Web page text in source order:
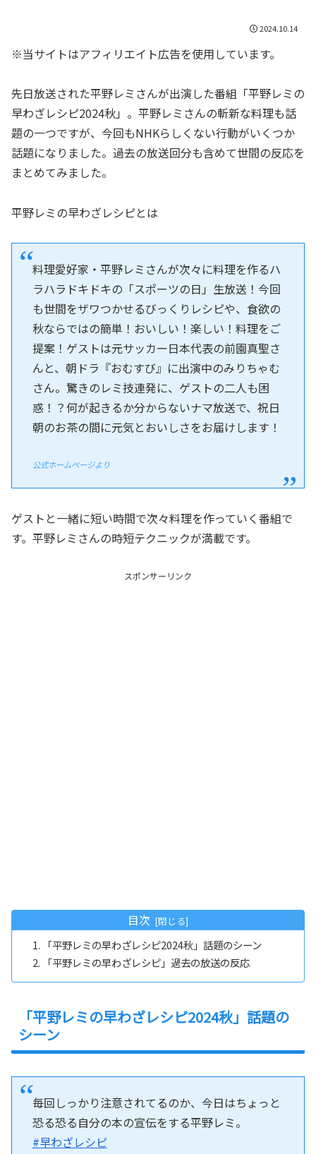
2024.10.14
※当サイトはアフィリエイト広告を使用しています。
先日放送された平野レミさんが出演した番組「平野レミの
早わざレシピ2024秋」。平野レミさんの斬新な料理も話
題の一つですが、今回もNHKらしくない行動がいくつか
話題になりました。過去の放送回分も含めて世間の反応を
まとめてみました。
平野レミの早わざレシピとは
料理愛好家・平野レミさんが次々に料理を作るハ
ラハラドキドキの「スポーツの日」生放送！今回
も世間をザワつかせるびっくりレシピや、食欲の
秋ならではの簡単！おいしい！楽しい！料理をご
提案！ゲストは元サッカー日本代表の前園真聖さ
んと、朝ドラ『おむすび』に出演中のみりちゃむ
さん。驚きのレミ技連発に、ゲストの二人も困
惑！？何が起きるか分からないナマ放送で、祝日
朝のお茶の間に元気とおいしさをお届けします！
公式ホームページより
ゲストと一緒に短い時間で次々料理を作っていく番組で
す。平野レミさんの時短テクニックが満載です。
スポンサーリンク
目次
「平野レミの早わざレシピ2024秋」話題のシーン
「平野レミの早わざレシピ」過去の放送の反応
「平野レミの早わざレシピ2024秋」話題の
シーン
毎回しっかり注意されてるのか、今日はちょっと
恐る恐る自分の本の宣伝をする平野レミ。
#早わざレシピ